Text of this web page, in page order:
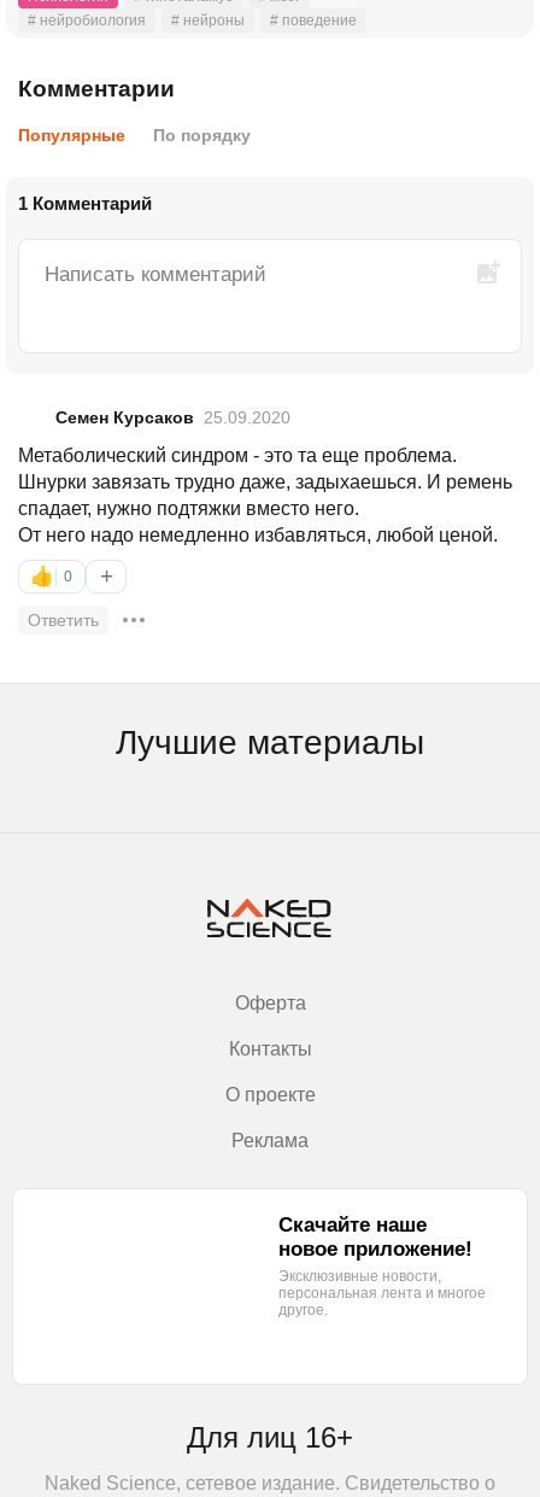
# нейробиология
# нейроны # поведение
Комментарии
Популярные По порядку
1 Комментарий
Семен Курсаков 25.09.2020
Метаболический синдром - это та еще проблема.
Шнурки завязать трудно даже, задыхаешься. И ремень
спадает, нужно подтяжки вместо него.
От него надо немедленно избавляться, любой ценой.
👍 0 +
Ответить
Лучшие материалы
Оферта
Контакты
О проекте
Реклама
Для лиц 16+
Naked Science, сетевое издание. Свидетельство о
Скачайте наше
новое приложение!
Эксклюзивные новости,
персональная лента и многое
другое.